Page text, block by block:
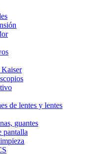
de lentes y lentes
guantes
pantalla